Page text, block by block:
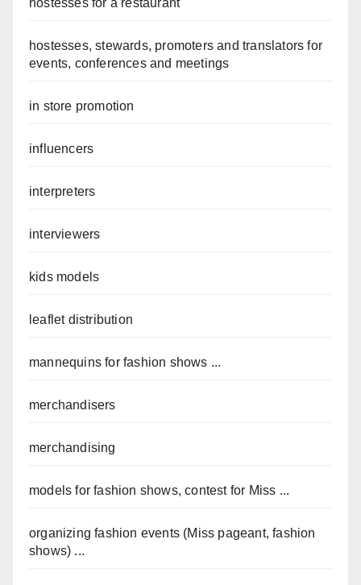
hostesses for a restaurant
hostesses, stewards, promoters and translators for
events, conferences and meetings
in store promotion
influencers
interpreters
interviewers
kids models
leaflet distribution
mannequins for fashion shows ...
merchandisers
merchandising
models for fashion shows, contest for Miss ...
organizing fashion events (Miss pageant, fashion
shows) ...